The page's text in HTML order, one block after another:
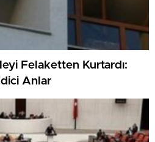
Felaketten Kurtardı:
Anlar